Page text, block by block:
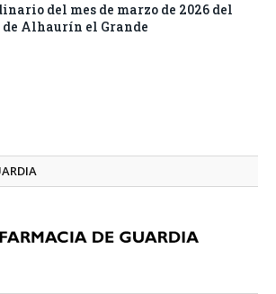
del mes de marzo de 2026 del
Alhaurín el Grande